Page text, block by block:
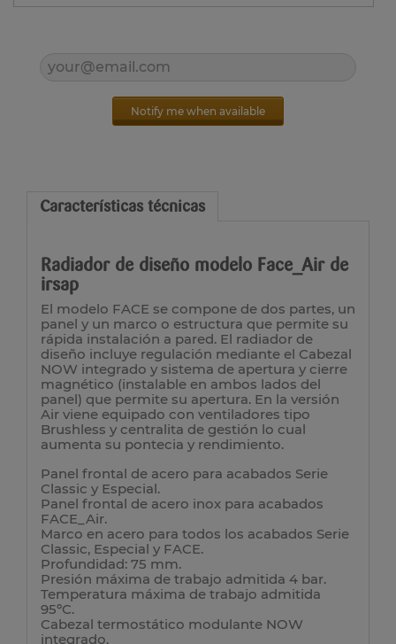
Notify me when available
Características técnicas
Radiador de diseño modelo Face_Air de
irsap
El modelo FACE se compone de dos partes, un
panel y un marco o estructura que permite su
rápida instalación a pared. El radiador de
diseño incluye regulación mediante el Cabezal
NOW integrado y sistema de apertura y cierre
magnético (instalable en ambos lados del
panel) que permite su apertura. En la versión
Air viene equipado con ventiladores tipo
Brushless y centralita de gestión lo cual
aumenta su pontecia y rendimiento.
Panel frontal de acero para acabados Serie
Classic y Especial.
Panel frontal de acero inox para acabados
FACE_Air.
Marco en acero para todos los acabados Serie
Classic, Especial y FACE.
Profundidad: 75 mm.
Presión máxima de trabajo admitida 4 bar.
Temperatura máxima de trabajo admitida
95ºC.
Cabezal termostático modulante NOW
integrado.